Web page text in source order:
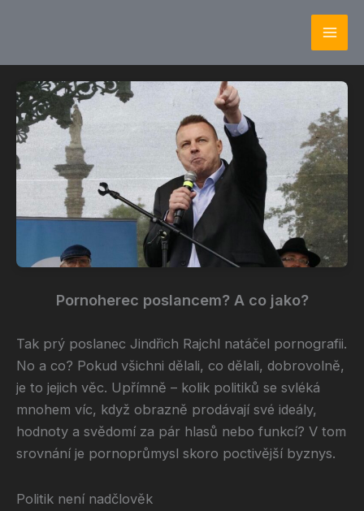
Pornoherec poslancem? A co jako?
Tak prý poslanec Jindřich Rajchl natáčel pornografii.
No a co? Pokud všichni dělali, co dělali, dobrovolně,
je to jejich věc. Upřímně – kolik politiků se svléká
mnohem víc, když obrazně prodávají své ideály,
hodnoty a svědomí za pár hlasů nebo funkcí? V tom
srovnání je pornoprůmysl skoro poctivější byznys.
Politik není nadčlověk